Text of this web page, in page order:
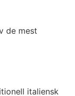
de mest
italiensk